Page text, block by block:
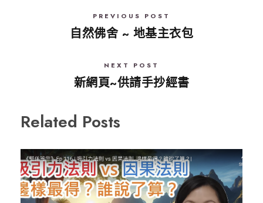
PREVIOUS POST
自然佛舍 ~ 地基主衣包
NEXT POST
新網頁~供請手抄經書
Related Posts